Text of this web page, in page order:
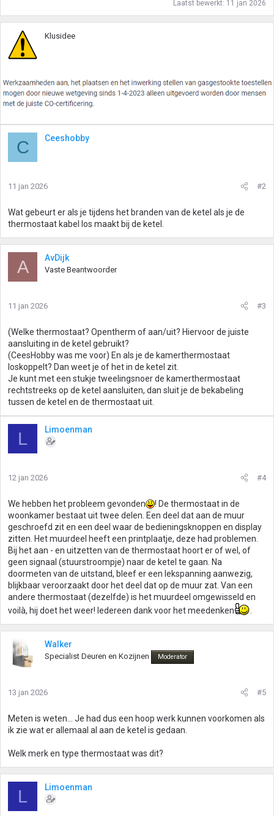
Laatst bewerkt: 11 jan 2026
Klusidee
C Ceeshobby
11 jan 2026 #2
Wat gebeurt er als je tijdens het branden van de ketel als je de
thermostaat kabel los maakt bij de ketel.
A AvDijk
Vaste Beantwoorder
11 jan 2026 #3
(Welke thermostaat? Opentherm of aan/uit? Hiervoor de juiste
aansluiting in de ketel gebruikt?
(CeesHobby was me voor) En als je de kamerthermostaat
loskoppelt? Dan weet je of het in de ketel zit.
Je kunt met een stukje tweelingsnoer de kamerthermostaat
rechtstreeks op de ketel aansluiten, dan sluit je de bekabeling
tussen de ketel en de thermostaat uit.
L Limoenman
12 jan 2026 #4
We hebben het probleem gevonden
! De thermostaat in de
woonkamer bestaat uit twee delen. Een deel dat aan de muur
geschroefd zit en een deel waar de bedieningsknoppen en display
zitten. Het muurdeel heeft een printplaatje, deze had problemen.
Bij het aan - en uitzetten van de thermostaat hoort er of wel, of
geen signaal (stuurstroompje) naar de ketel te gaan. Na
doormeten van de uitstand, bleef er een lekspanning aanwezig,
blijkbaar veroorzaakt door het deel dat op de muur zat. Van een
andere thermostaat (dezelfde) is het muurdeel omgewisseld en
voilà, hij doet het weer! Iedereen dank voor het meedenken
.
Walker
Specialist Deuren en Kozijnen Moderator
13 jan 2026 #5
Meten is weten... Je had dus een hoop werk kunnen voorkomen als
ik zie wat er allemaal al aan de ketel is gedaan.
Welk merk en type thermostaat was dit?
L Limoenman